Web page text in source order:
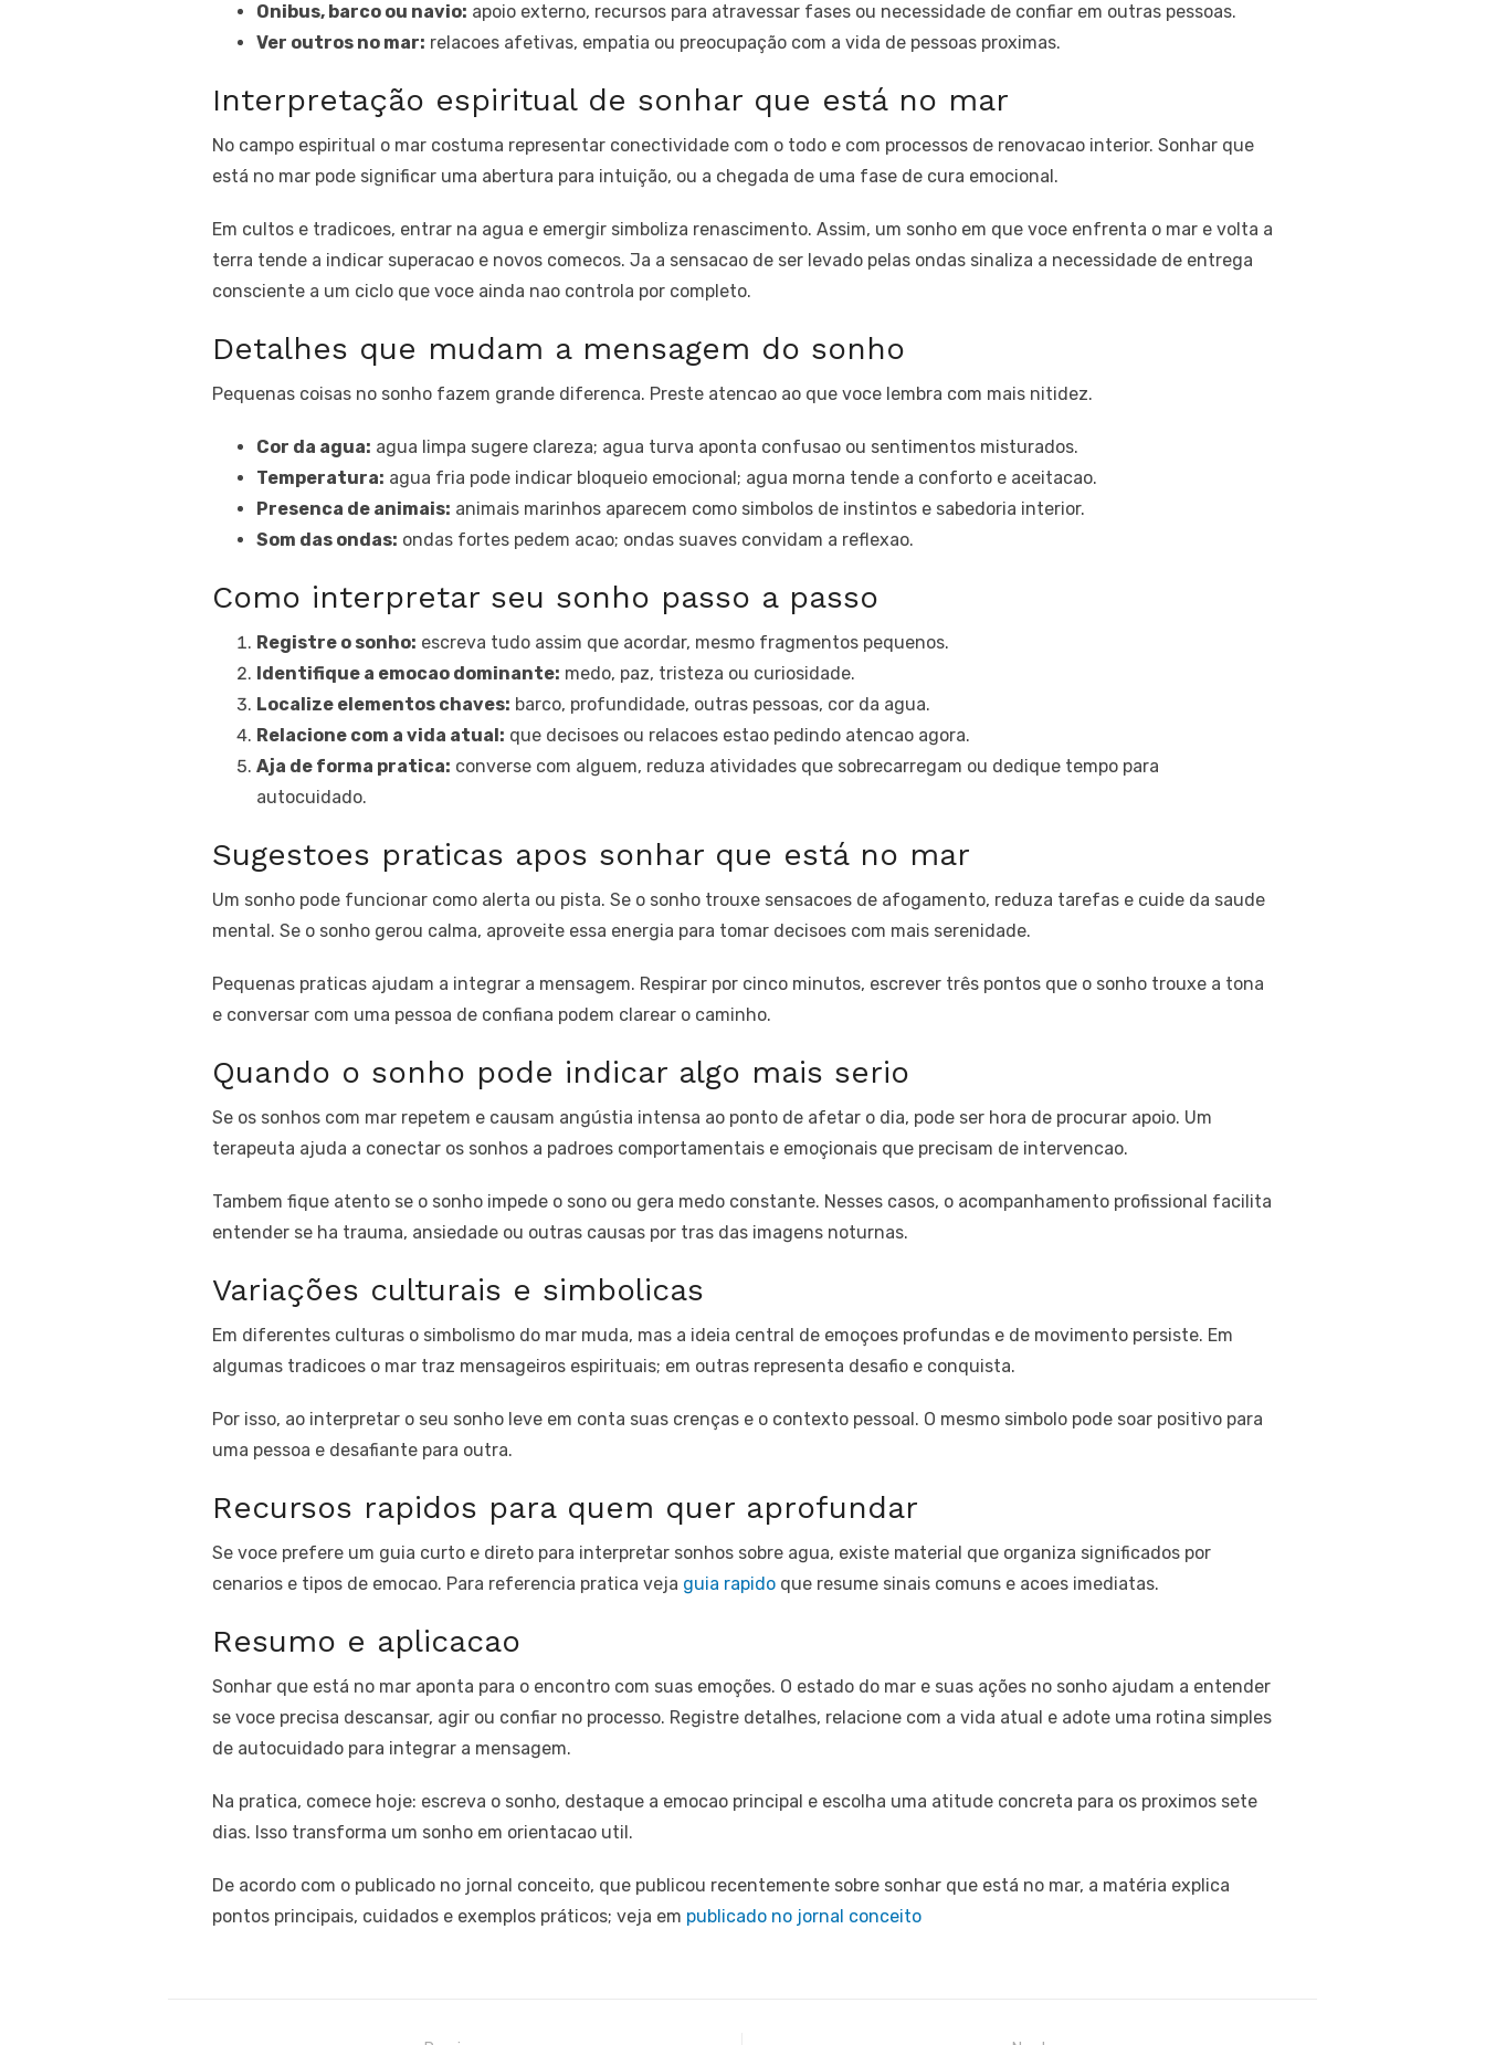
Onibus, barco ou navio: apoio externo, recursos para atravessar fases ou necessidade de confiar em outras pessoas.
Ver outros no mar: relacoes afetivas, empatia ou preocupação com a vida de pessoas proximas.
Interpretação espiritual de sonhar que está no mar
No campo espiritual o mar costuma representar conectividade com o todo e com processos de renovacao interior. Sonhar que
está no mar pode significar uma abertura para intuição, ou a chegada de uma fase de cura emocional.
Em cultos e tradicoes, entrar na agua e emergir simboliza renascimento. Assim, um sonho em que voce enfrenta o mar e volta a
terra tende a indicar superacao e novos comecos. Ja a sensacao de ser levado pelas ondas sinaliza a necessidade de entrega
consciente a um ciclo que voce ainda nao controla por completo.
Detalhes que mudam a mensagem do sonho
Pequenas coisas no sonho fazem grande diferenca. Preste atencao ao que voce lembra com mais nitidez.
Cor da agua: agua limpa sugere clareza; agua turva aponta confusao ou sentimentos misturados.
Temperatura: agua fria pode indicar bloqueio emocional; agua morna tende a conforto e aceitacao.
Presenca de animais: animais marinhos aparecem como simbolos de instintos e sabedoria interior.
Som das ondas: ondas fortes pedem acao; ondas suaves convidam a reflexao.
Como interpretar seu sonho passo a passo
Registre o sonho: escreva tudo assim que acordar, mesmo fragmentos pequenos.
Identifique a emocao dominante: medo, paz, tristeza ou curiosidade.
Localize elementos chaves: barco, profundidade, outras pessoas, cor da agua.
Relacione com a vida atual: que decisoes ou relacoes estao pedindo atencao agora.
Aja de forma pratica: converse com alguem, reduza atividades que sobrecarregam ou dedique tempo para
autocuidado.
Sugestoes praticas apos sonhar que está no mar
Um sonho pode funcionar como alerta ou pista. Se o sonho trouxe sensacoes de afogamento, reduza tarefas e cuide da saude
mental. Se o sonho gerou calma, aproveite essa energia para tomar decisoes com mais serenidade.
Pequenas praticas ajudam a integrar a mensagem. Respirar por cinco minutos, escrever três pontos que o sonho trouxe a tona
e conversar com uma pessoa de confiana podem clarear o caminho.
Quando o sonho pode indicar algo mais serio
Se os sonhos com mar repetem e causam angústia intensa ao ponto de afetar o dia, pode ser hora de procurar apoio. Um
terapeuta ajuda a conectar os sonhos a padroes comportamentais e emoçionais que precisam de intervencao.
Tambem fique atento se o sonho impede o sono ou gera medo constante. Nesses casos, o acompanhamento profissional facilita
entender se ha trauma, ansiedade ou outras causas por tras das imagens noturnas.
Variações culturais e simbolicas
Em diferentes culturas o simbolismo do mar muda, mas a ideia central de emoçoes profundas e de movimento persiste. Em
algumas tradicoes o mar traz mensageiros espirituais; em outras representa desafio e conquista.
Por isso, ao interpretar o seu sonho leve em conta suas crenças e o contexto pessoal. O mesmo simbolo pode soar positivo para
uma pessoa e desafiante para outra.
Recursos rapidos para quem quer aprofundar
Se voce prefere um guia curto e direto para interpretar sonhos sobre agua, existe material que organiza significados por
cenarios e tipos de emocao. Para referencia pratica veja guia rapido que resume sinais comuns e acoes imediatas.
Resumo e aplicacao
Sonhar que está no mar aponta para o encontro com suas emoções. O estado do mar e suas ações no sonho ajudam a entender
se voce precisa descansar, agir ou confiar no processo. Registre detalhes, relacione com a vida atual e adote uma rotina simples
de autocuidado para integrar a mensagem.
Na pratica, comece hoje: escreva o sonho, destaque a emocao principal e escolha uma atitude concreta para os proximos sete
dias. Isso transforma um sonho em orientacao util.
De acordo com o publicado no jornal conceito, que publicou recentemente sobre sonhar que está no mar, a matéria explica
pontos principais, cuidados e exemplos práticos; veja em publicado no jornal conceito